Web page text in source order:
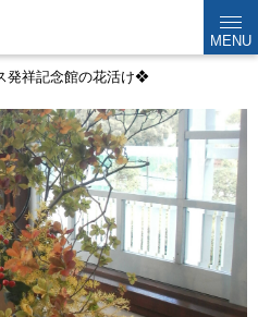
MENU
発祥記念館の花活け❖